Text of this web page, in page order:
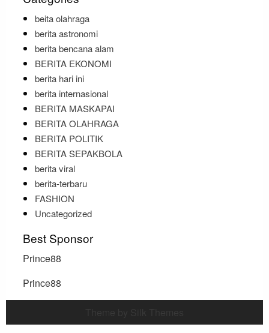
beita olahraga
berita astronomi
berita bencana alam
BERITA EKONOMI
berita hari ini
berita internasional
BERITA MASKAPAI
BERITA OLAHRAGA
BERITA POLITIK
BERITA SEPAKBOLA
berita viral
berita-terbaru
FASHION
Uncategorized
Best Sponsor
Prince88
Prince88